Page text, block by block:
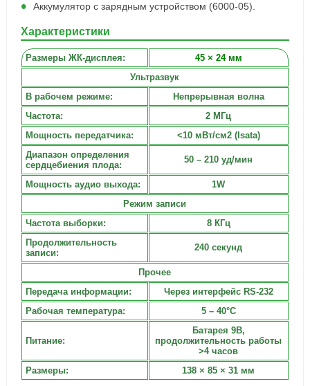
Аккумулятор с зарядным устройством (6000-05).
Характеристики
Размеры ЖК-дисплея:
45 × 24 мм
Ультразвук
В рабочем режиме:
Непрерывная волна
Частота:
2 МГц
Мощность передатчика:
<10 мВт/см2 (Isata)
Диапазон определения
сердцебиения плода:
50 – 210 уд/мин
Мощность аудио выхода:
1W
Режим записи
Частота выборки:
8 КГц
Продолжительность
записи:
240 секунд
Прочее
Передача информации:
Через интерфейс RS-232
Рабочая температура:
5 – 40°C
Питание:
Батарея 9В,
продолжительность работы
>4 часов
Размеры:
138 × 85 × 31 мм